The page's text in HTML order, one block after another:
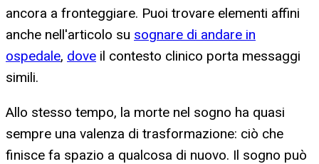
ancora a fronteggiare. Puoi trovare elementi affini
anche nell'articolo su sognare di andare in
ospedale, dove il contesto clinico porta messaggi
simili.
Allo stesso tempo, la morte nel sogno ha quasi
sempre una valenza di trasformazione: ciò che
finisce fa spazio a qualcosa di nuovo. Il sogno può